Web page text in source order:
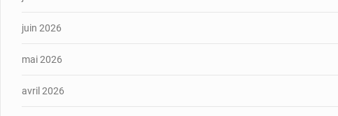
juin 2026
mai 2026
avril 2026